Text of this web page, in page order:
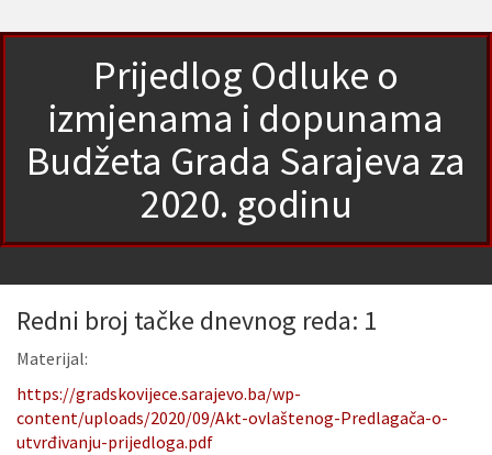
Prijedlog Odluke o
izmjenama i dopunama
Budžeta Grada Sarajeva za
2020. godinu
Redni broj tačke dnevnog reda: 1
Materijal:
https://gradskovijece.sarajevo.ba/wp-
content/uploads/2020/09/Akt-ovlaštenog-Predlagača-o-
utvrđivanju-prijedloga.pdf